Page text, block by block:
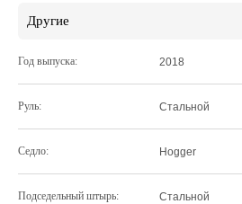
Другие
Год выпуска: 2018
Руль: Стальной
Седло: Hogger
Подседельный штырь: Cтальной